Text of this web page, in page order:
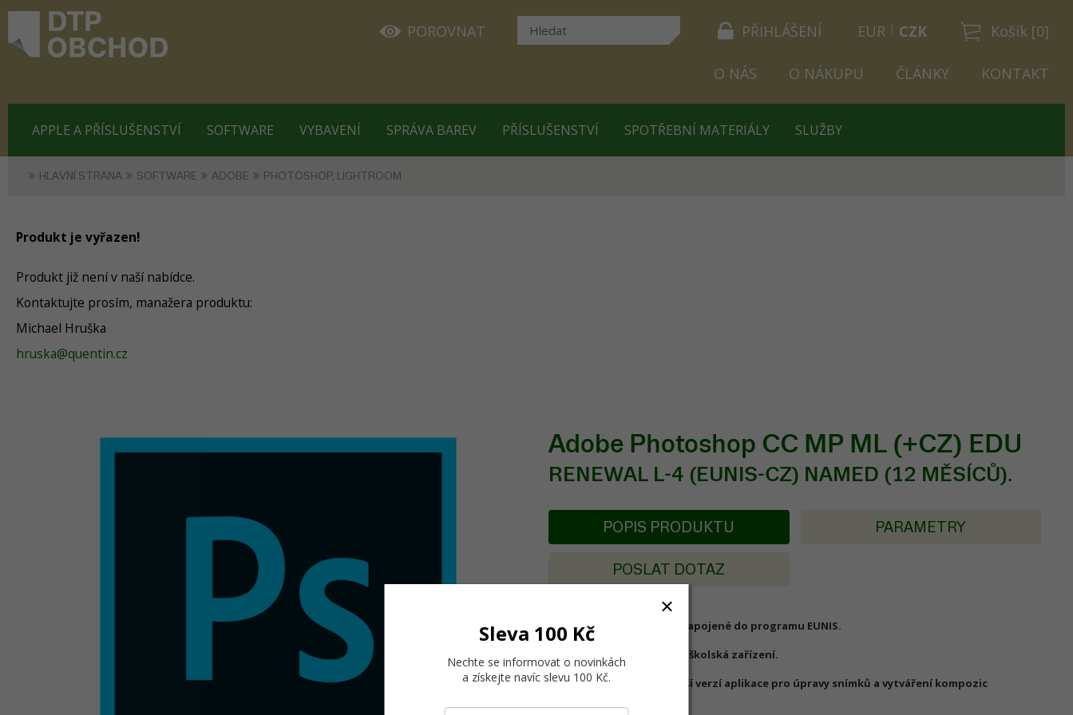
PŘIHLÁŠENÍ Košík [0]
POROVNAT EUR CZK
O NÁS O NÁKUPU ČLÁNKY KONTAKT
APPLE A PŘÍSLUŠENSTVÍ SOFTWARE VYBAVENÍ SPRÁVA BAREV PŘÍSLUŠENSTVÍ SPOTŘEBNÍ MATERIÁLY SLUŽBY
HLAVNÍ STRANA SOFTWARE ADOBE PHOTOSHOP, LIGHTROOM
Produkt je vyřazen!
Produkt již není v naší nabídce.
Kontaktujte prosím, manažera produktu:
Michael Hruška
hruska@quentin.cz
Adobe Photoshop CC MP ML (+CZ) EDU
RENEWAL L-4 (EUNIS-CZ) NAMED (12 MĚSÍCŮ).
POPIS PRODUKTU PARAMETRY
POSLAT DOTAZ
Licence pro vysoké školy zapojené do programu EUNIS.
Obnovení licence pro EDU školská zařízení.
Photoshop CC je nejnovější verzí aplikace pro úpravy snímků a vytváření kompozic
Sleva 100 Kč
Nechte se informovat o novinkách
a získejte navíc slevu 100 Kč.